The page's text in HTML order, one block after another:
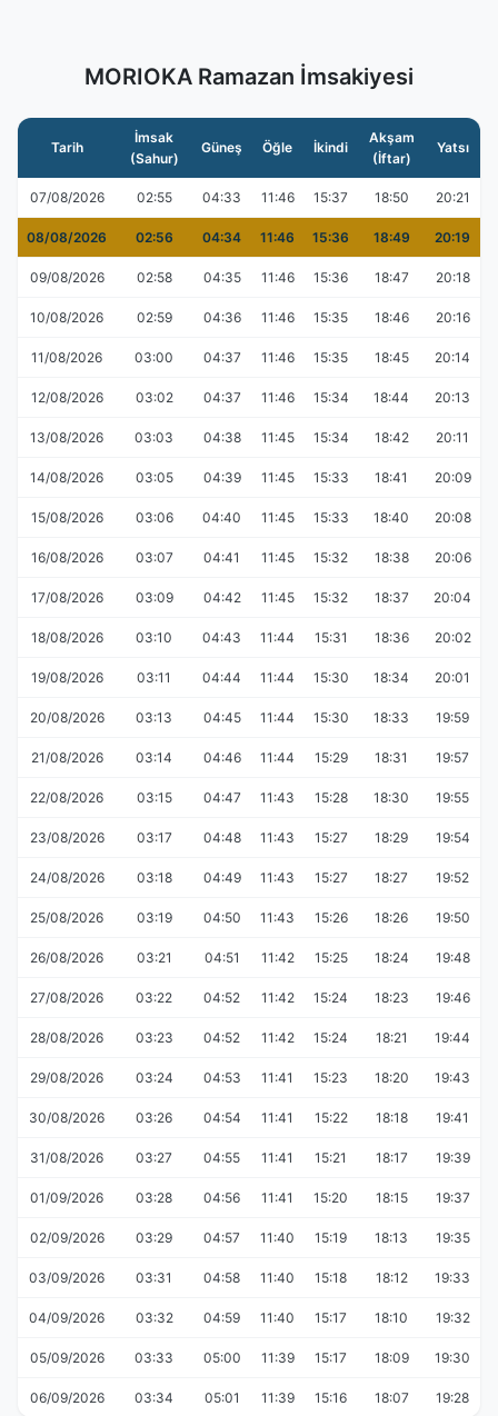
MORIOKA Ramazan İmsakiyesi
Tarih
İmsak
(Sahur)
Güneş Öğle İkindi
Akşam
(İftar)
Yatsı
07/08/2026 02:55 04:33 11:46 15:37 18:50 20:21
08/08/2026 02:56 04:34 11:46 15:36 18:49 20:19
09/08/2026 02:58 04:35 11:46 15:36 18:47 20:18
10/08/2026 02:59 04:36 11:46 15:35 18:46 20:16
11/08/2026 03:00 04:37 11:46 15:35 18:45 20:14
12/08/2026 03:02 04:37 11:46 15:34 18:44 20:13
13/08/2026 03:03 04:38 11:45 15:34 18:42 20:11
14/08/2026 03:05 04:39 11:45 15:33 18:41 20:09
15/08/2026 03:06 04:40 11:45 15:33 18:40 20:08
16/08/2026 03:07 04:41 11:45 15:32 18:38 20:06
17/08/2026 03:09 04:42 11:45 15:32 18:37 20:04
18/08/2026 03:10 04:43 11:44 15:31 18:36 20:02
19/08/2026 03:11 04:44 11:44 15:30 18:34 20:01
20/08/2026 03:13 04:45 11:44 15:30 18:33 19:59
21/08/2026 03:14 04:46 11:44 15:29 18:31 19:57
22/08/2026 03:15 04:47 11:43 15:28 18:30 19:55
23/08/2026 03:17 04:48 11:43 15:27 18:29 19:54
24/08/2026 03:18 04:49 11:43 15:27 18:27 19:52
25/08/2026 03:19 04:50 11:43 15:26 18:26 19:50
26/08/2026 03:21 04:51 11:42 15:25 18:24 19:48
27/08/2026 03:22 04:52 11:42 15:24 18:23 19:46
28/08/2026 03:23 04:52 11:42 15:24 18:21 19:44
29/08/2026 03:24 04:53 11:41 15:23 18:20 19:43
30/08/2026 03:26 04:54 11:41 15:22 18:18 19:41
31/08/2026 03:27 04:55 11:41 15:21 18:17 19:39
01/09/2026 03:28 04:56 11:41 15:20 18:15 19:37
02/09/2026 03:29 04:57 11:40 15:19 18:13 19:35
03/09/2026 03:31 04:58 11:40 15:18 18:12 19:33
04/09/2026 03:32 04:59 11:40 15:17 18:10 19:32
05/09/2026 03:33 05:00 11:39 15:17 18:09 19:30
06/09/2026 03:34 05:01 11:39 15:16 18:07 19:28